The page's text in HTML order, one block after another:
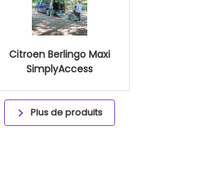
Citroen Berlingo Maxi
SimplyAccess
Plus de produits